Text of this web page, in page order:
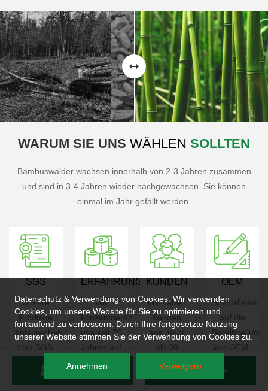
WARUM SIE UNS WÄHLEN SOLLTEN
Bambuswälder wachsen innerhalb von 2-3 Jahren zusammen
und sind in 3-4 Jahren wieder nachgewachsen. Sie können
einmal im Jahr gefällt werden.
SGS
Unsere
Produkte
entsprechen
dem SGS-
ERFAHRUNG
Wir
konzentrieren
uns seit 20
Jahren auf
Gewebeproduktion.
KUNDEN
Wir haben
Kunden
aus mehr
als 30
Ländern
betreut.
OEM
Spezialisiert
auf die
Bereitstellung
von OEM-
Send Inquiry Chat Now
Datenschutz & Verwendung von Cookies. Wir verwenden
Cookies, um unsere Website für Sie zu optimieren und
fortlaufend zu verbessern. Durch Ihre fortgesetzte Nutzung
unserer Website stimmen Sie der Verwendung von Cookies zu.
Annehmen Verweigern